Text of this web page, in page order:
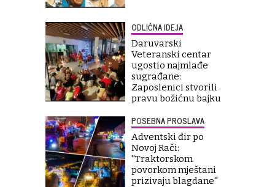
ODLIČNA IDEJA
Daruvarski
Veteranski centar
ugostio najmlađe
sugrađane:
Zaposlenici stvorili
pravu božićnu bajku
POSEBNA PROSLAVA
Adventski đir po
Novoj Rači:
''Traktorskom
povorkom mještani
prizivaju blagdane''